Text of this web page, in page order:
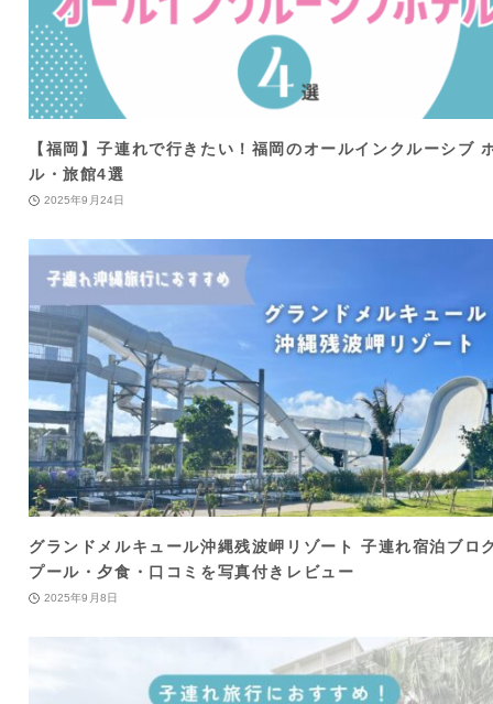
【福岡】子連れで行きたい！福岡のオールインクルーシブ
ル・旅館4選
2025年9月24日
グランドメルキュール沖縄残波岬リゾート 子連れ宿泊ブロ
プール・夕食・口コミを写真付きレビュー
2025年9月8日